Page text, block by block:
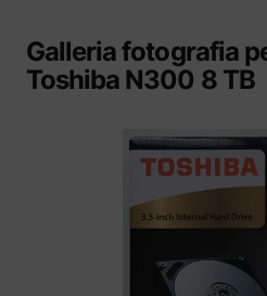
Galleria fotografia
Toshiba N300 8 TB